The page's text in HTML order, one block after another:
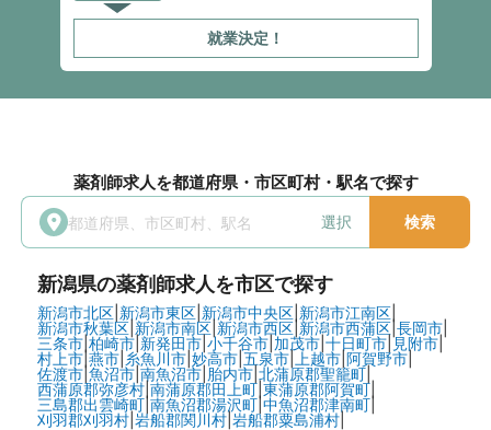
就業決定！
薬剤師求人を都道府県・市区町村・駅名で探す
選択 検索
新潟県の薬剤師求人を市区で探す
新潟市北区| 新潟市東区| 新潟市中央区| 新潟市江南区|
新潟市秋葉区| 新潟市南区| 新潟市西区|新潟市西蒲区|長岡市|
三条市| 柏崎市| 新発田市| 小千谷市| 加茂市| 十日町市| 見附市|
村上市|燕市| 糸魚川市| 妙高市| 五泉市| 上越市| 阿賀野市|
佐渡市|魚沼市| 南魚沼市| 胎内市| 北蒲原郡聖籠町|
西蒲原郡弥彦村| 南蒲原郡田上町| 東蒲原郡阿賀町|
三島郡出雲崎町|南魚沼郡湯沢町|中魚沼郡津南町|
刈羽郡刈羽村| 岩船郡関川村| 岩船郡粟島浦村|